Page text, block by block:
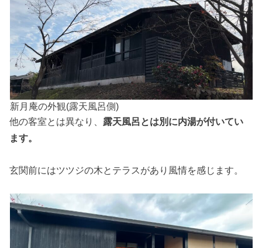
新月庵の外観(露天風呂側)
他の客室とは異なり、 露天風呂とは別に内湯が付いてい
ます。
玄関前にはツツジの木とテラスがあり風情を感じます。